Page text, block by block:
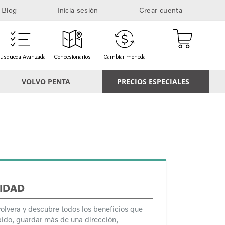
Blog Inicia sesión Crear cuenta
Avanzada Concesionarios Cambiar moneda
VOLVO PENTA PRECIOS ESPECIALES
y descubre todos los beneficios que
guardar más de una dirección,